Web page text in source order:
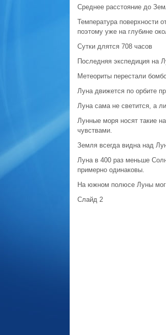
Среднее расстояние до
Температура поверхности
поэтому уже на глубине
Сутки длятся 708 часов
Последняя экспедиция на
Метеориты перестали
Луна движется по орбите
Луна сама не светится, а
Лунные моря носят такие
чувствами.
Земля всегда видна над
Луна в 400 раз меньше
примерно одинаковы.
На южном полюсе Луны мог
Слайд 2